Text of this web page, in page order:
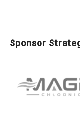
Sponsor